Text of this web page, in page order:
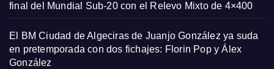
final del Mundial Sub-20 con el Relevo Mixto de 4×400
El BM Ciudad de Algeciras de Juanjo González ya suda
en pretemporada con dos fichajes: Florin Pop y Álex
González